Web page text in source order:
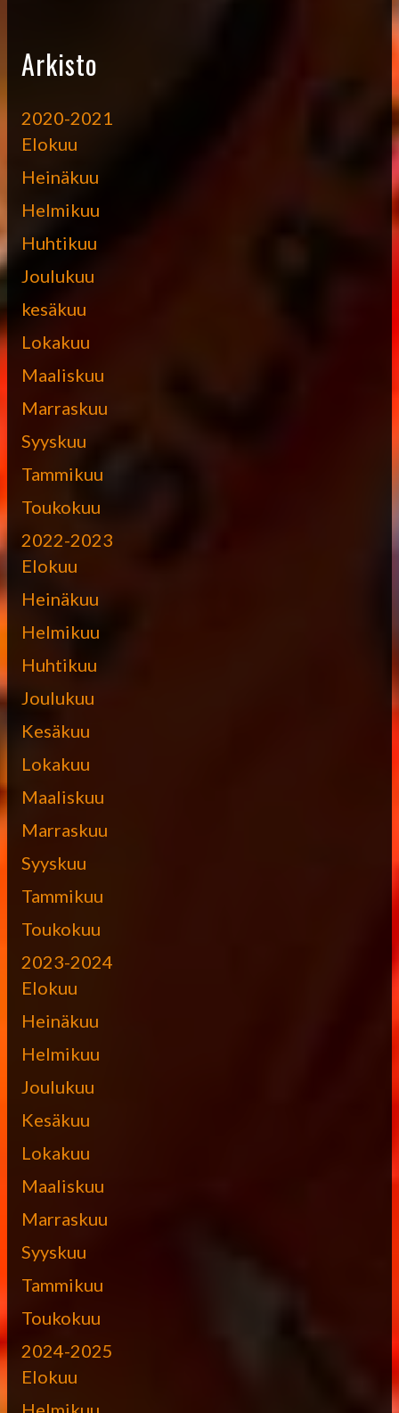
Arkisto
2020-2021
Elokuu
Heinäkuu
Helmikuu
Huhtikuu
Joulukuu
kesäkuu
Lokakuu
Maaliskuu
Marraskuu
Syyskuu
Tammikuu
Toukokuu
2022-2023
Elokuu
Heinäkuu
Helmikuu
Huhtikuu
Joulukuu
Kesäkuu
Lokakuu
Maaliskuu
Marraskuu
Syyskuu
Tammikuu
Toukokuu
2023-2024
Elokuu
Heinäkuu
Helmikuu
Joulukuu
Kesäkuu
Lokakuu
Maaliskuu
Marraskuu
Syyskuu
Tammikuu
Toukokuu
2024-2025
Elokuu